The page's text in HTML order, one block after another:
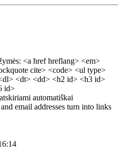
<a href hreflang> <em>
cite> <code> <ul type>
<dt> <dd> <h2 id> <h3 id>
id>
automatiškai
email addresses turn into links